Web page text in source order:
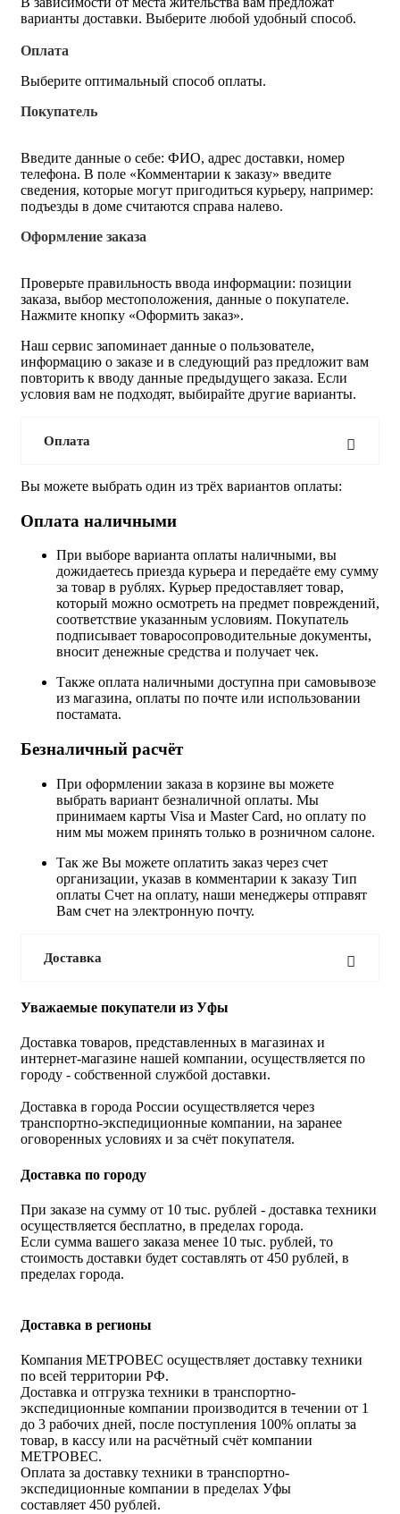
варианты доставки. Выберите любой удобный способ.
Оплата
Выберите оптимальный способ оплаты.
Покупатель
Введите данные о себе: ФИО, адрес доставки, номер
телефона. В поле «Комментарии к заказу» введите
сведения, которые могут пригодиться курьеру, например:
подъезды в доме считаются справа налево.
Оформление заказа
Проверьте правильность ввода информации: позиции
заказа, выбор местоположения, данные о покупателе.
Нажмите кнопку «Оформить заказ».
Наш сервис запоминает данные о пользователе,
информацию о заказе и в следующий раз предложит вам
повторить к вводу данные предыдущего заказа. Если
условия вам не подходят, выбирайте другие варианты.
Оплата
Вы можете выбрать один из трёх вариантов оплаты:
Оплата наличными
При выборе варианта оплаты наличными, вы
дожидаетесь приезда курьера и передаёте ему сумму
за товар в рублях. Курьер предоставляет товар,
который можно осмотреть на предмет повреждений,
соответствие указанным условиям. Покупатель
подписывает товаросопроводительные документы,
вносит денежные средства и получает чек.
Также оплата наличными доступна при самовывозе
из магазина, оплаты по почте или использовании
постамата.
Безналичный расчёт
При оформлении заказа в корзине вы можете
выбрать вариант безналичной оплаты. Мы
принимаем карты Visa и Master Card, но оплату по
ним мы можем принять только в розничном салоне.
Так же Вы можете оплатить заказ через счет
организации, указав в комментарии к заказу Тип
оплаты Счет на оплату, наши менеджеры отправят
Вам счет на электронную почту.
Доставка
Уважаемые покупатели из Уфы
Доставка товаров, представленных в магазинах и
интернет-магазине нашей компании, осуществляется по
городу - собственной службой доставки.
Доставка в города России осуществляется через
транспортно-экспедиционные компании, на заранее
оговоренных условиях и за счёт покупателя.
Доставка по городу
При заказе на сумму от 10 тыс. рублей - доставка техники
осуществляется бесплатно, в пределах города.
Если сумма вашего заказа менее 10 тыс. рублей, то
стоимость доставки будет составлять от 450 рублей, в
пределах города.
Доставка в регионы
Компания МЕТРОВЕС осуществляет доставку техники
по всей территории РФ.
Доставка и отгрузка техники в транспортно-
экспедиционные компании производится в течении от 1
до 3 рабочих дней, после поступления 100% оплаты за
товар, в кассу или на расчётный счёт компании
МЕТРОВЕС.
Оплата за доставку техники в транспортно-
экспедиционные компании в пределах Уфы
составляет 450 рублей.